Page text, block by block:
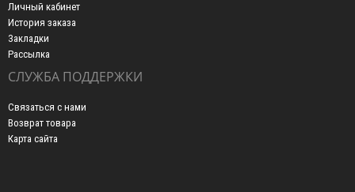
Личный кабинет
История заказа
Закладки
Рассылка
СЛУЖБА ПОДДЕРЖКИ
Связаться с нами
Возврат товара
Карта сайта